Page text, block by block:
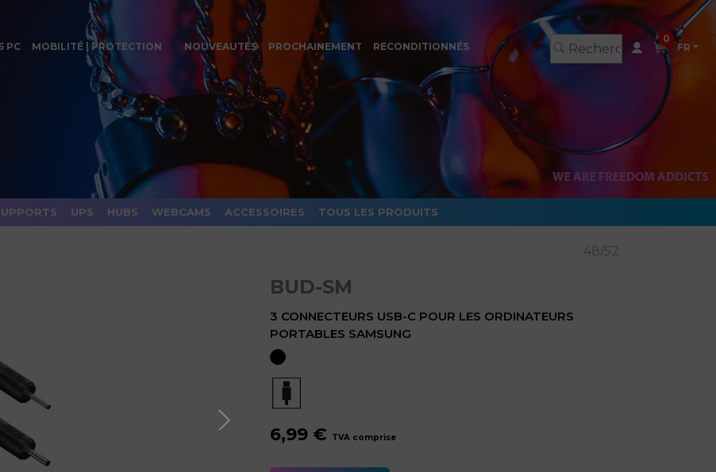
PC MOBILITÉ | PROTECTION NOUVEAUTÉS PROCHAINEMENT
RECONDITIONNÉS
0
FR
UPS HUBS WEBCAMS ACCESSOIRES TOUS LES PRODUITS
48/52
BUD-SM
3 CONNECTEURS USB-C POUR LES ORDINATEURS
PORTABLES SAMSUNG
6,99 € TVA comprise